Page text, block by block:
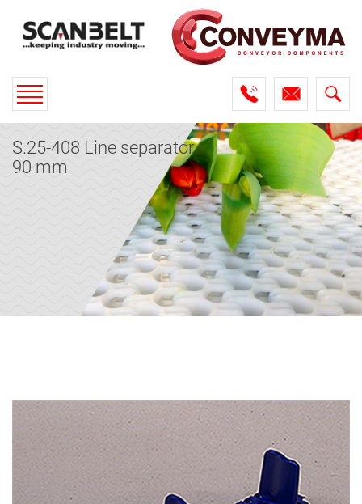
Toggle
navigation
S.25-408 Line separator
90 mm